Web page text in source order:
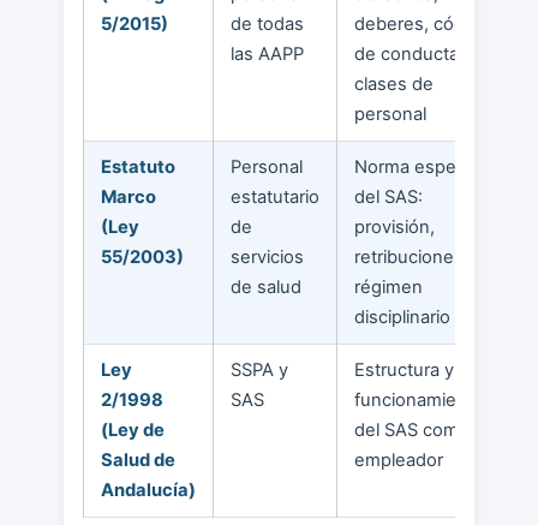
5/2015)
de todas
las AAPP
deberes, código
de conducta,
clases de
personal
Estatuto
Marco
(Ley
55/2003)
Personal
estatutario
de
servicios
de salud
Norma específica
del SAS:
provisión,
retribuciones,
régimen
disciplinario
Ley
2/1998
(Ley de
Salud de
Andalucía)
SSPA y
SAS
Estructura y
funcionamiento
del SAS como
empleador